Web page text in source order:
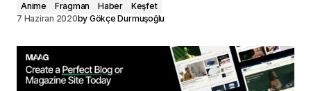
Anime Fragman Haber
Keşfet
7 Haziran 2020by Gökçe Durmuşoğlu